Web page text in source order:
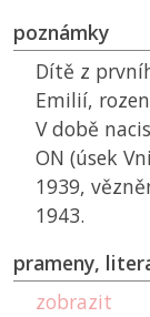
poznámky
Dítě z
Emilií,
V době
ON (úsek
1939,
1943.
prameny,
zobrazit